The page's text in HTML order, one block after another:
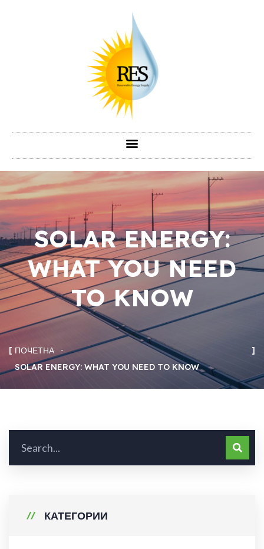
SOLAR ENERGY:
WHAT YOU NEED
TO KNOW
ПОЧЕТНА
SOLAR ENERGY: WHAT YOU NEED TO KNOW
КАТЕГОРИИ